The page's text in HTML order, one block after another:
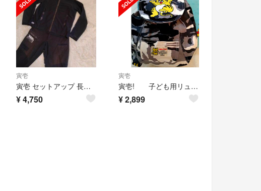
寅壱
寅壱 セットアップ 長袖 M ブラック 作業着
¥4,750
寅壱
寅壱! 子ども用リュック
¥2,899